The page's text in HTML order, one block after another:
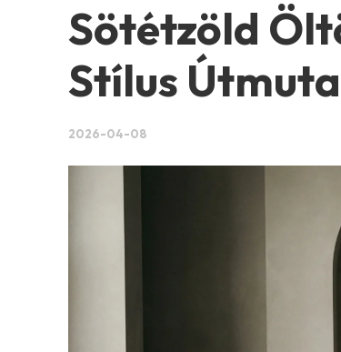
Sötétzöld
Stílus
2026-04-08